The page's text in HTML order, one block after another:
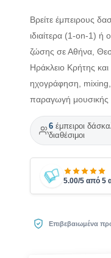
Βρείτε έμπειρους
ιδιαίτερα (1-on-1) ή
ζώσης σε Αθήνα,
Ηράκλειο Κρήτης
ηχογράφηση,
παραγωγή μουσικής
6έμπειροι
διαθέσιμοι
5.00/5 από 5
Επιβεβαιωμένα